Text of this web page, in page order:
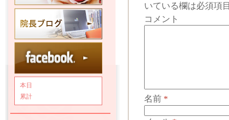
本日
累計
いている欄は必須項
コメント
名前 *